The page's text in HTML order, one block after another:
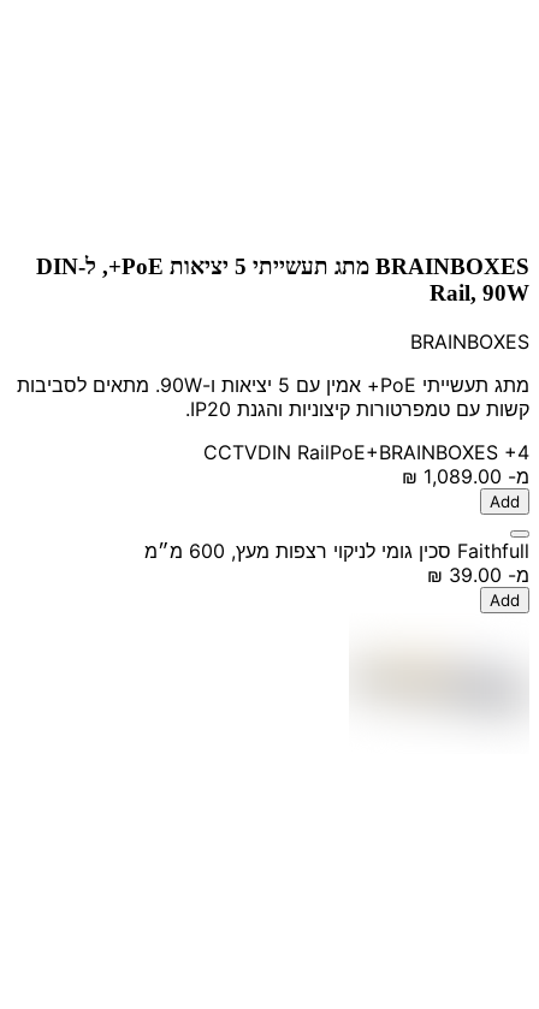
BRAINBOXES מתג תעשייתי 5 יציאות PoE+, ל-DIN
Rail, 90W
BRAINBOXES
מתג תעשייתי PoE+ אמין עם 5 יציאות ו-90W. מתאים לסביבות
קשות עם טמפרטורות קיצוניות והגנת IP20.
CCTVDIN RailPoE+BRAINBOXES +4
מ-
Add
Faithfull סכין גומי לניקוי רצפות מעץ, 600 מ״מ
מ-
Add